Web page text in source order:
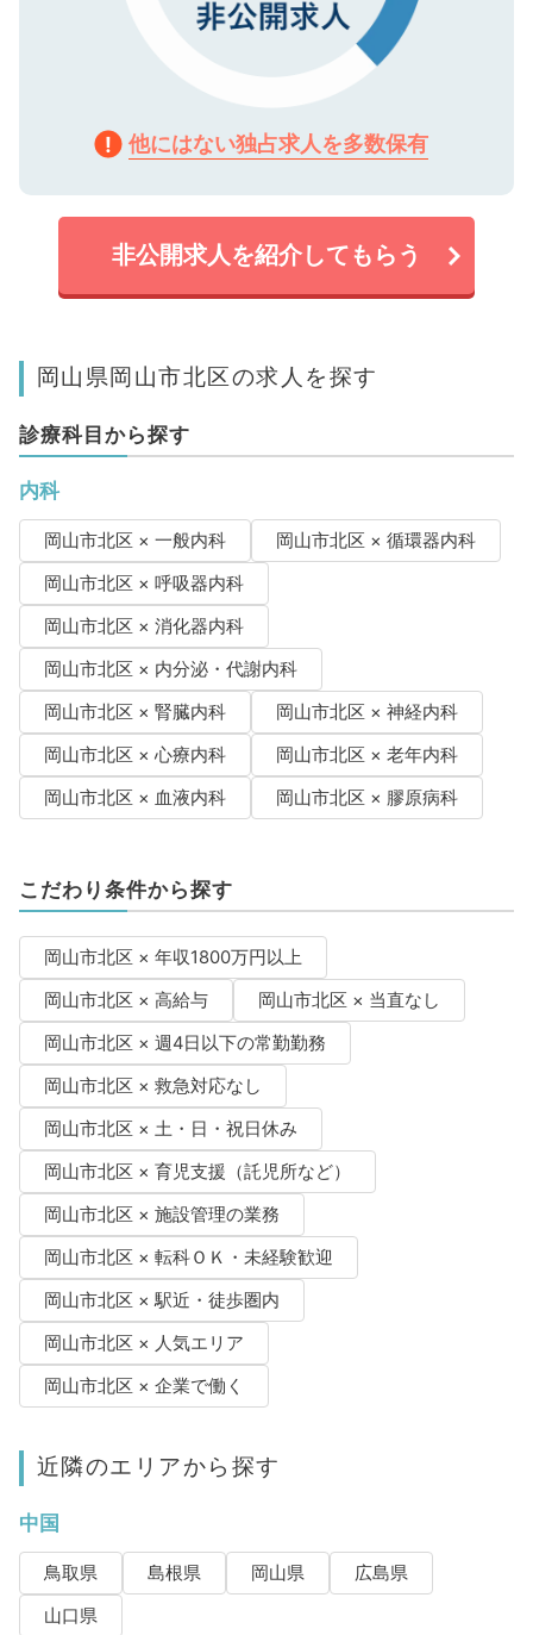
他にはない独占求人を多数保有
非公開求人を紹介してもらう
岡山県岡山市北区の求人を探す
診療科目から探す
内科
岡山市北区 × 一般内科
岡山市北区 × 循環器内科
岡山市北区 × 呼吸器内科
岡山市北区 × 消化器内科
岡山市北区 × 内分泌・代謝内科
岡山市北区 × 腎臓内科
岡山市北区 × 神経内科
岡山市北区 × 心療内科
岡山市北区 × 老年内科
岡山市北区 × 血液内科
岡山市北区 × 膠原病科
こだわり条件から探す
岡山市北区 × 年収1800万円以上
岡山市北区 × 高給与
岡山市北区 × 当直なし
岡山市北区 × 週4日以下の常勤勤務
岡山市北区 × 救急対応なし
岡山市北区 × 土・日・祝日休み
岡山市北区 × 育児支援（託児所など）
岡山市北区 × 施設管理の業務
岡山市北区 × 転科ＯＫ・未経験歓迎
岡山市北区 × 駅近・徒歩圏内
岡山市北区 × 人気エリア
岡山市北区 × 企業で働く
近隣のエリアから探す
中国
鳥取県 島根県 岡山県
広島県
山口県